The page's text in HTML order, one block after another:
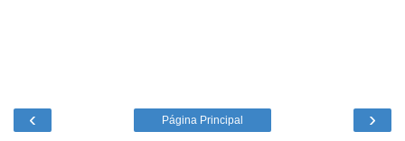
‹ ›
Página Principal